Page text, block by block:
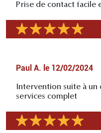
Prise de contact facile
Paul A. le 12/02/2024
Intervention suite à un
services complet